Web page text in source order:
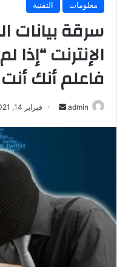
معلومات التقنية
سرقة بيانات
الإنترنت “إذا
فاعلم أنك أنت
admin
أرسل فبراير 14, 2021